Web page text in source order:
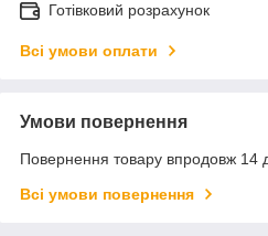
Готівковий розрахунок
Всі умови оплати
Умови повернення
Повернення товару впродовж 14
Всі умови повернення